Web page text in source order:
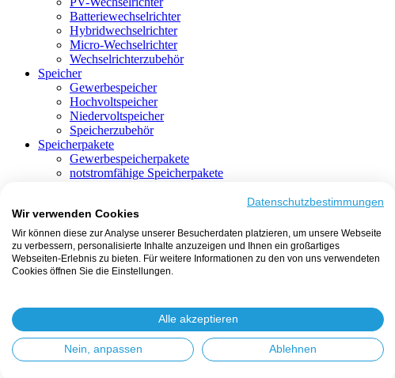
Batteriewechselrichter
Hybridwechselrichter
Micro-Wechselrichter
Wechselrichterzubehör
Speicher
Gewerbespeicher
Hochvoltspeicher
Niedervoltspeicher
Speicherzubehör
Speicherpakete
Gewerbespeicherpakete
notstromfähige Speicherpakete
mit Hochvoltspeicher
HEMS-fähige Speicherpakete
mit Niedervoltspeicher
Unterkonstruktion
Aufständerung
Fassadenlösungen
Kabelmanagement
Metalldachplatten
Modulklemmen
Datenschutzbestimmungen
Wir verwenden Cookies
Wir können diese zur Analyse unserer Besucherdaten platzieren, um unsere Webseite
zu verbessern, personalisierte Inhalte anzuzeigen und Ihnen ein großartiges
Webseiten-Erlebnis zu bieten. Für weitere Informationen zu den von uns verwendeten
Cookies öffnen Sie die Einstellungen.
Alle akzeptieren
Nein, anpassen Ablehnen